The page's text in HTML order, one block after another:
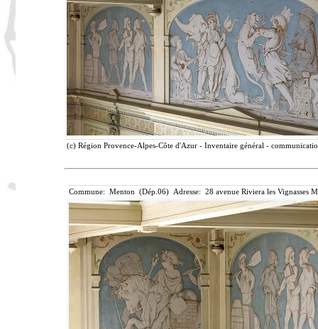
(c) Région Provence-Alpes-Côte d'Azur - Inventaire général -
Commune: Menton (Dép.06) Adresse: 28 avenue Riviera les Vignasses